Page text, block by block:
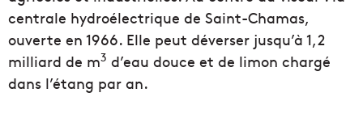
centrale hydroélectrique de Saint-Chamas,
ouverte en 1966. Elle peut déverser jusqu’à 1,2
milliard de m3 d’eau douce et de limon chargé
dans l’étang par an.